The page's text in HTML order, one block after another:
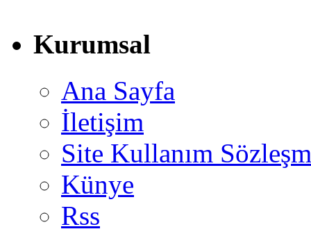
Kurumsal
Ana Sayfa
İletişim
Site Kullanım
Künye
Rss